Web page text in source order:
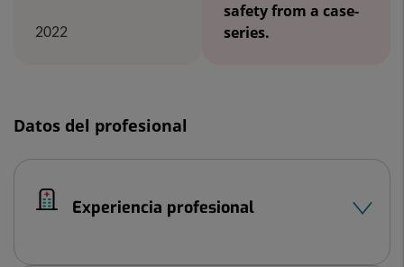
2022
safety from a case-
series.
Datos del profesional
Experiencia profesional